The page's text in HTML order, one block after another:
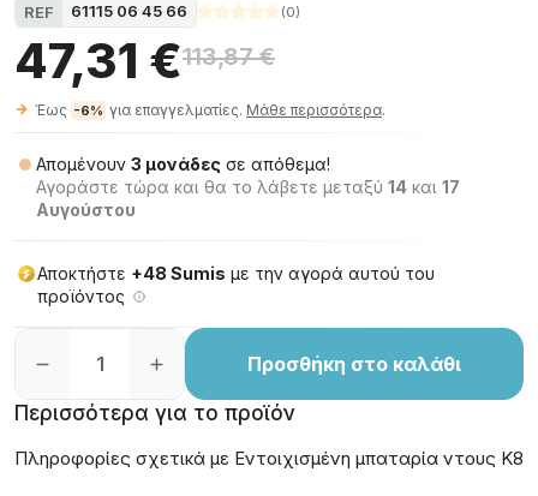
REF 61115 06 45 66 (0)
47,31 €113,87 €
Έως -6% για επαγγελματίες. Μάθε περισσότερα.
Απομένουν3 μονάδες σε απόθεμα!
Αγοράστε τώρα και θα το λάβετε μεταξύ14 και17
Αυγούστου
Αποκτήστε +48 Sumis με την αγορά αυτού του
προϊόντος
Προσθήκη στο καλάθι
Περισσότερα για το προϊόν
Πληροφορίες σχετικά με Εντοιχισμένη μπαταρία ντους K8